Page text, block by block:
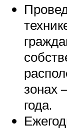
зонах
года.